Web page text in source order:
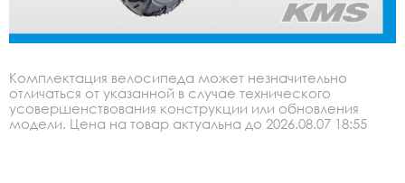
Комплектация велосипеда может незначительно
отличаться от указанной в случае технического
усовершенствования конструкции или обновления
модели. Цена на товар актуальна до 2026.08.07 18:55